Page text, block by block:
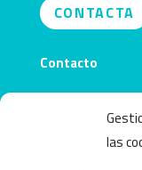
las
CONTACTA
Contacto